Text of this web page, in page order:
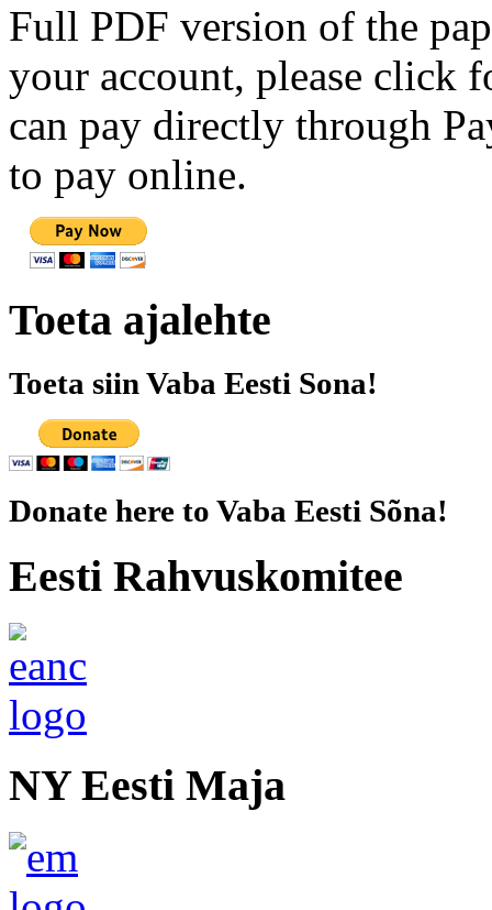
Full PDF version of the
your account, please click
can pay directly through
to pay online.
Toeta ajalehte
Toeta siin Vaba Eesti Sona!
Donate here to Vaba Eesti Sõna!
Eesti Rahvuskomitee
NY Eesti Maja